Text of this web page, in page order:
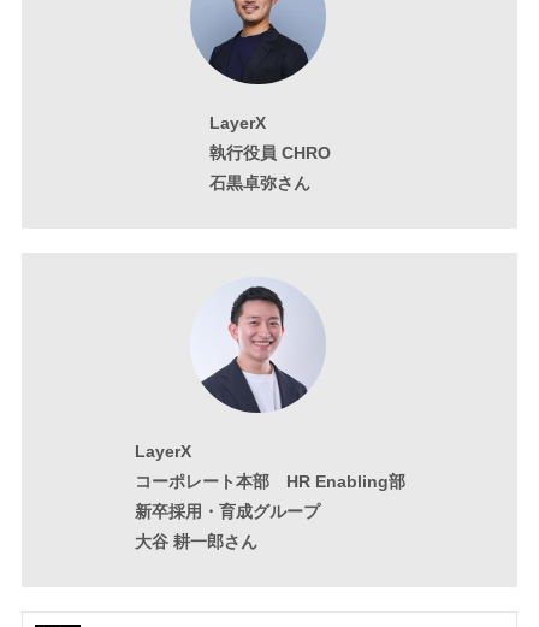
LayerX
執行役員 CHRO
石黒卓弥さん
LayerX
コーポレート本部 HR Enabling部
新卒採用・育成グループ
大谷 耕一郎さん